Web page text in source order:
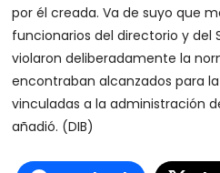
por él creada. Va de suyo que
funcionarios del directorio y del
violaron deliberadamente la
encontraban alcanzados para
vinculadas a la administración
añadió. (DIB)